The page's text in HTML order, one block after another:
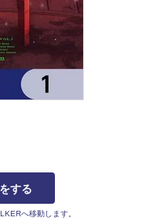
する
へ移動します。